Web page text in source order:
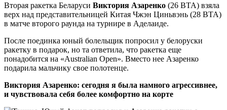
Вторая ракетка Беларуси Виктория Азаренко (26 ВТА) взяла
верх над представительницей Китая Чжэн Циньвэнь (28 ВТА)
в матче второго раунда на турнире в Аделаиде.
После поединка юный болельщик попросил у белоруски
ракетку в подарок, но та ответила, что ракетка еще
понадобится на «Australian Open». Вместо нее Азаренко
подарила мальчику свое полотенце.
Виктория Азаренко: сегодня я была намного агрессивнее,
и чувствовала себя более комфортно на корте